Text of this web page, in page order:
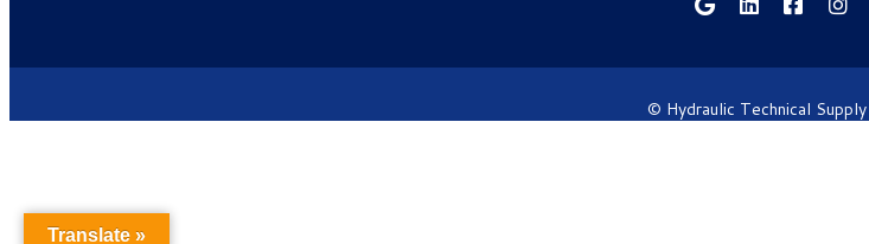
© Hydraulic Technical
Translate »